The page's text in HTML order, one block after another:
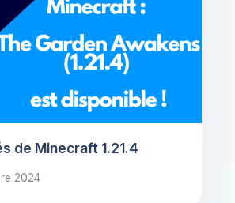
de Minecraft 1.21.4
2024